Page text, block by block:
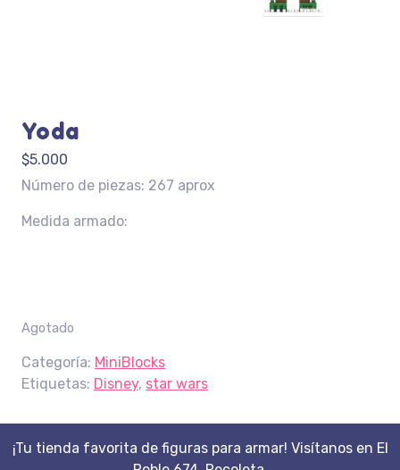
Yoda
$5.000
Número de piezas: 267 aprox
Medida armado:
Agotado
Categoría: MiniBlocks
Etiquetas: Disney, star wars
¡Tu tienda favorita de figuras para armar! Visítanos en El